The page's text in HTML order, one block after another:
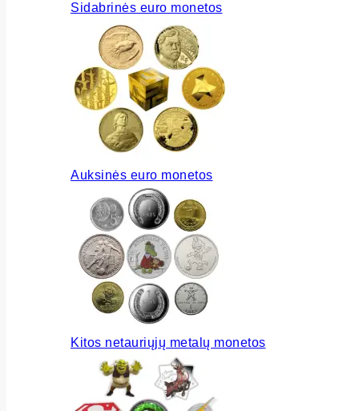
Sidabrinės euro monetos
Auksinės euro monetos
Kitos netauriųjų metalų monetos